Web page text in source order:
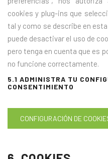
cookies y plug-ins que
tal y como se describe en
puede desactivar el uso de
pero tenga en cuenta que es
no funcione correctamente.
5.1 ADMINISTRA TU
CONSENTIMIENTO
CONFIGURACIÓN DE